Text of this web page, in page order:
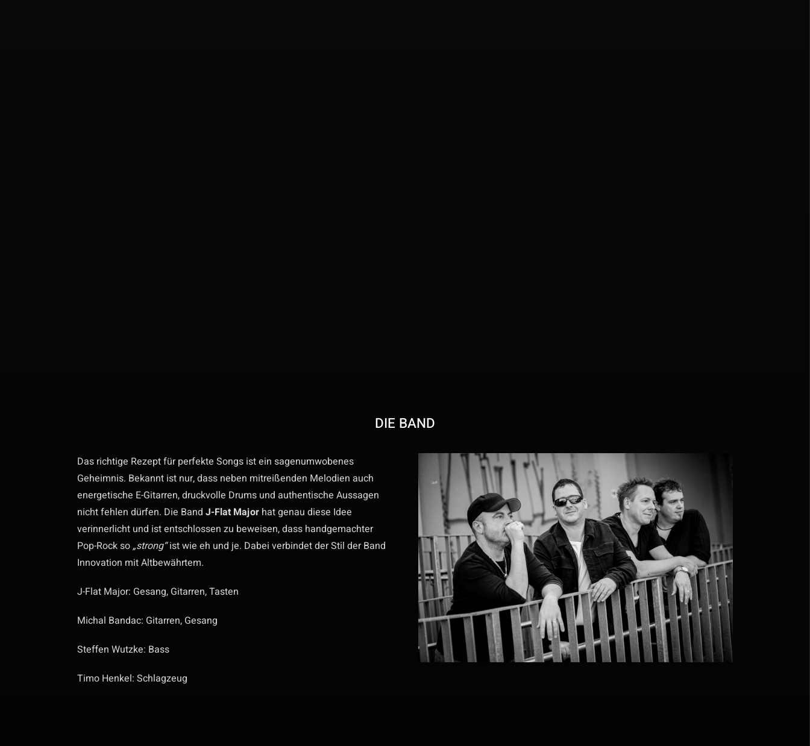
DIE BAND
Das richtige Rezept für perfekte Songs ist ein sagenumwobenes
Geheimnis. Bekannt ist nur, dass neben mitreißenden Melodien auch
energetische E-Gitarren, druckvolle Drums und authentische Aussagen
nicht fehlen dürfen. Die BandJ-Flat Major hat genau diese Idee
verinnerlicht und ist entschlossen zu beweisen, dass handgemachter
Pop-Rock so„strong“ist wie eh und je. Dabei verbindet der Stil der Band
Innovation mit Altbewährtem.
J-Flat Major: Gesang, Gitarren, Tasten
Michal Bandac: Gitarren, Gesang
Steffen Wutzke: Bass
Timo Henkel: Schlagzeug